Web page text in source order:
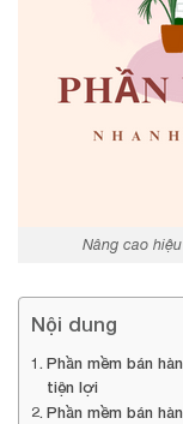
Nâng cao
Nội dung
Phần mềm bán
tiện lợi
Phần mềm bán